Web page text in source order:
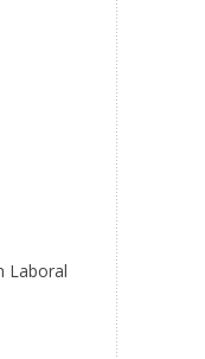
Laboral